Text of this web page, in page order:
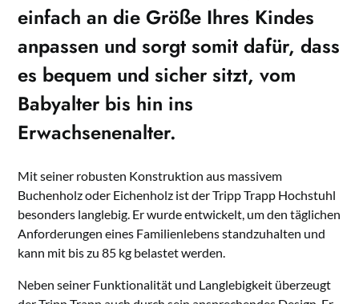
einfach an die Größe Ihres Kindes
anpassen und sorgt somit dafür, dass
es bequem und sicher sitzt, vom
Babyalter bis hin ins
Erwachsenenalter.
Mit seiner robusten Konstruktion aus massivem
Buchenholz oder Eichenholz ist der Tripp Trapp Hochstuhl
besonders langlebig. Er wurde entwickelt, um den täglichen
Anforderungen eines Familienlebens standzuhalten und
kann mit bis zu 85 kg belastet werden.
Neben seiner Funktionalität und Langlebigkeit überzeugt